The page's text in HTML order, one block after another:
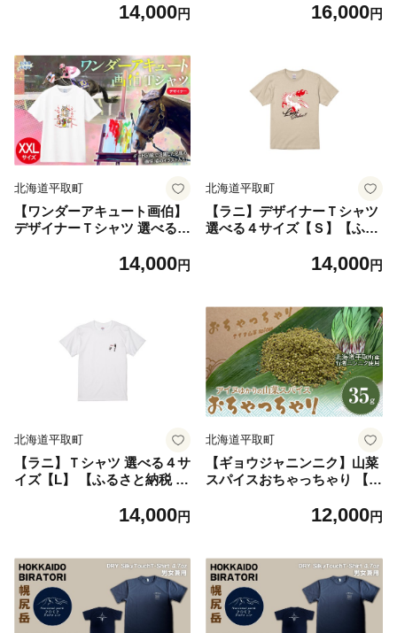
人気 おすすめ ランキング 馬
服 生活 日高 北海道 平取町
送料無料】 BRTV440-2
14,000円
さと納税 人気 おすすめ ラン
海道 平取町 びらとり 送料無
料】 BRTV211-3
16,000円
北海道平取町
【ワンダーアキュート画伯】
デザイナーＴシャツ 選べる５
税 人気 おすすめ ランキング
びらとり 送料無料】 BRTV2
14,000円
北海道平取町
【ラニ】デザイナーＴシャツ
選べる４サイズ【Ｓ】【ふる
キング 馬 競馬 競走馬 引退馬
北海道 平取町 送料無料】 BR
TV401-1
14,000円
北海道平取町
【ラニ】Ｔシャツ 選べる４サ
イズ【L】 【ふるさと納税 人
馬 競走馬 引退馬 ラニ クレイ
送料無料】 BRTV400-3
14,000円
北海道平取町
【ギョウジャニンニク】山菜
スパイスおちゃっちゃり 【
ランキング にんにく 行者ニ
ク 山菜 おかず 北海道 平取町
送料無料 】 BRTN001
12,000円